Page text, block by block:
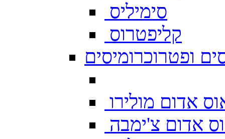
סימיליס
קליפטרוס
ופטרוכרומיסים
אדום מולירו
אדום צ'ימבה